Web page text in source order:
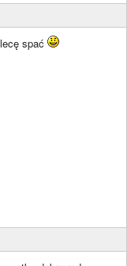
spać